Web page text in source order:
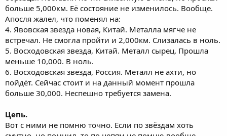
больше 5,000км. Её состояние не изменилось. Вообще.
Апосля жалел, что поменял на:
4. Явовская звезда новая, Китай. Металла мягче не
встречал. Не смогла пройти и 2,000км. Слизалась в ноль.
5. Восходовская звезда, Китай. Металл сырец. Прошла
меньше 10,000. В ноль.
6. Восходовская звезда, Россия. Металл не ахти, но
пойдёт. Сейчас стоит и на данный момент прошла
больше 30,000. Неспешно требуется замена.
Цепь.
Вот с ними не помню точно. Если по звёздам хоть